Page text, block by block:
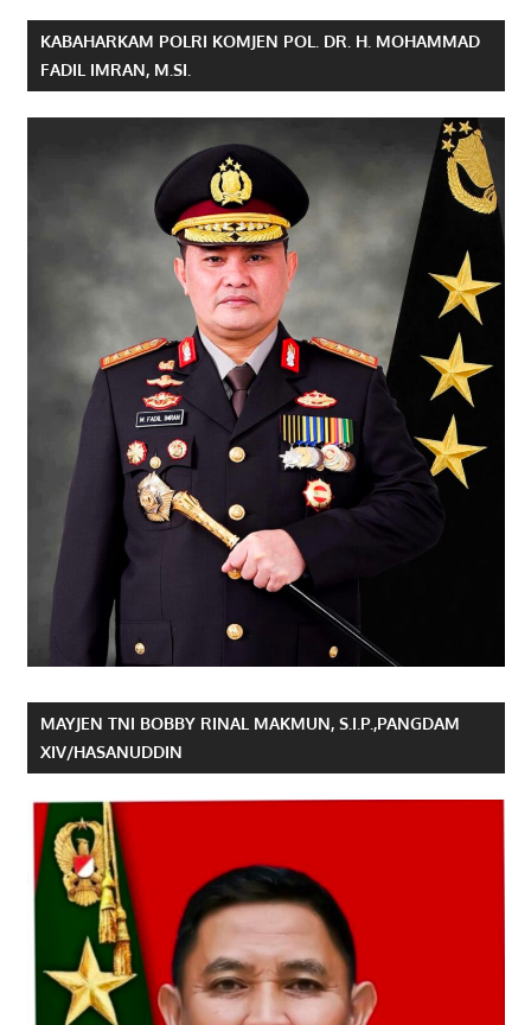
KABAHARKAM POLRI KOMJEN POL. DR. H. MOHAMMAD
FADIL IMRAN, M.SI.
MAYJEN TNI BOBBY RINAL MAKMUN, S.I.P.,PANGDAM
XIV/HASANUDDIN